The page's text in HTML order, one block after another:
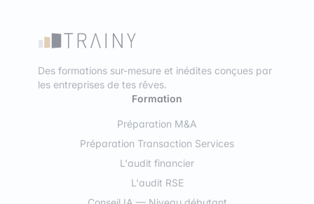
Des formations sur-mesure et inédites conçues par
les entreprises de tes rêves.
Formation
Préparation M&A
Préparation Transaction Services
L'audit financier
L'audit RSE